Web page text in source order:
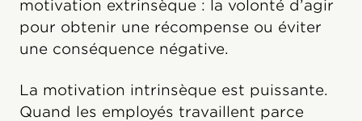
motivation extrinsèque : la volonté d’agir
pour obtenir une récompense ou éviter
une conséquence négative.
La motivation intrinsèque est puissante.
Quand les employés travaillent parce